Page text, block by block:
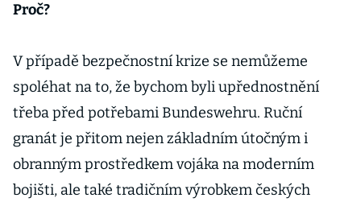
Proč?
V případě bezpečnostní krize se nemůžeme
spoléhat na to, že bychom byli upřednostnění
třeba před potřebami Bundeswehru. Ruční
granát je přitom nejen základním útočným i
obranným prostředkem vojáka na moderním
bojišti, ale také tradičním výrobkem českých